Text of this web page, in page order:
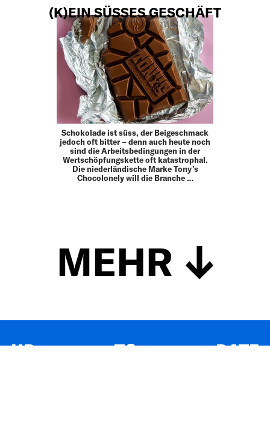
(K)EIN SÜSSES GESCHÄFT
Schokolade ist süss, der Beigeschmack
jedoch oft bitter – denn auch heute noch
sind die Arbeitsbedingungen in der
Wertschöpfungskette oft katastrophal.
Die niederländische Marke Tony’s
Chocolonely will die Branche …
MEHR
UP TO DATE